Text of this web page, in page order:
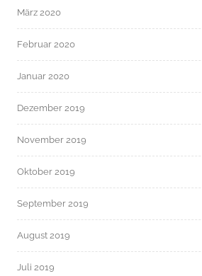
März 2020
Februar 2020
Januar 2020
Dezember 2019
November 2019
Oktober 2019
September 2019
August 2019
Juli 2019